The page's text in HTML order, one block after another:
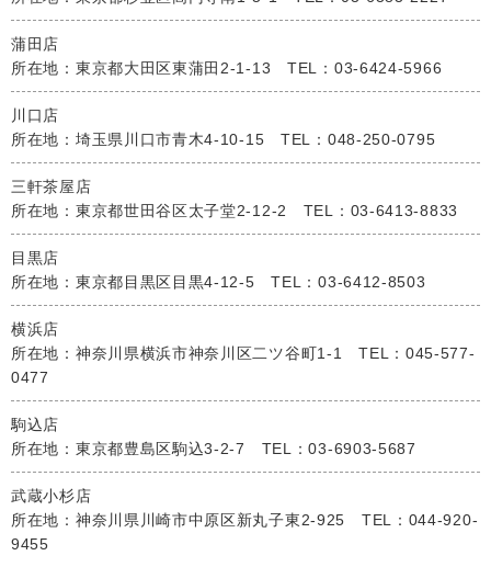
蒲田店
所在地：東京都大田区東蒲田2-1-13 TEL：03-6424-5966
川口店
所在地：埼玉県川口市青木4-10-15 TEL：048-250-0795
三軒茶屋店
所在地：東京都世田谷区太子堂2-12-2 TEL：03-6413-8833
目黒店
所在地：東京都目黒区目黒4-12-5 TEL：03-6412-8503
横浜店
所在地：神奈川県横浜市神奈川区二ツ谷町1-1 TEL：045-577-
0477
駒込店
所在地：東京都豊島区駒込3-2-7 TEL：03-6903-5687
武蔵小杉店
所在地：神奈川県川崎市中原区新丸子東2-925 TEL：044-920-
9455